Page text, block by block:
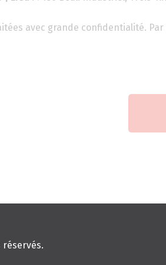
avec grande confidentialité.
réservés.